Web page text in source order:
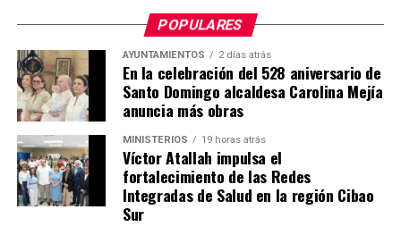
POPULARES
AYUNTAMIENTOS 2 días atrás
En la celebración del 528 aniversario de
Santo Domingo alcaldesa Carolina Mejía
anuncia más obras
MINISTERIOS 19 horas atrás
Víctor Atallah impulsa el
fortalecimiento de las Redes
Integradas de Salud en la región Cibao
Sur